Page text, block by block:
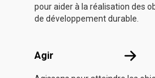
pour aider à la réalisation des
de développement durable.
Agir Agir